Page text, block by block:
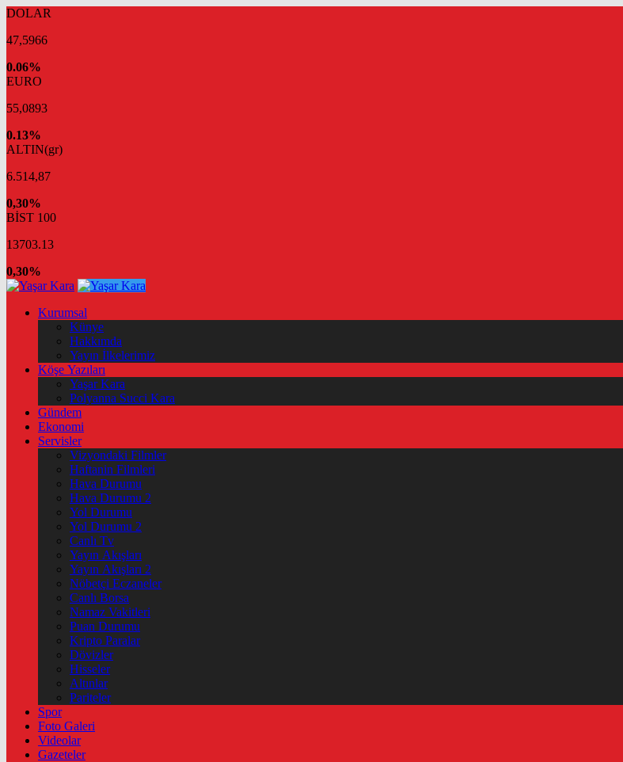
DOLAR
47,5966
0.06%
EURO
55,0893
0.13%
ALTIN(gr)
6.514,87
0,30%
BİST 100
13703.13
0,30%
Kurumsal
Künye
Hakkımda
Yayın İlkelerimiz
Köşe Yazıları
Yaşar Kara
Polyanna Succi Kara
Gündem
Ekonomi
Servisler
Vizyondaki Filmler
Haftanin Filmleri
Hava Durumu
Hava Durumu 2
Yol Durumu
Yol Durumu 2
Canlı Tv
Yayın Akışları
Yayın Akışları 2
Nöbetçi Eczaneler
Canlı Borsa
Namaz Vakitleri
Puan Durumu
Kripto Paralar
Dövizler
Hisseler
Altınlar
Pariteler
Spor
Foto Galeri
Videolar
Gazeteler